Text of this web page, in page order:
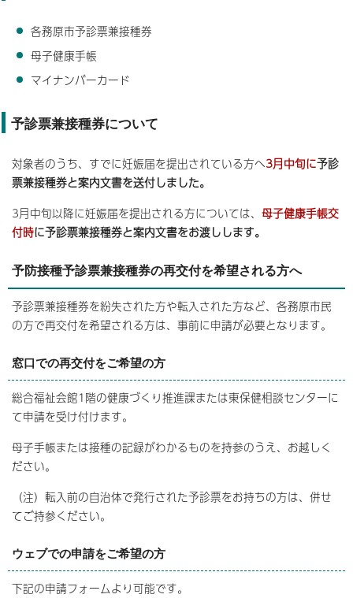
各務原市予診票兼接種券
母子健康手帳
マイナンバーカード
予診票兼接種券について
対象者のうち、すでに妊娠届を提出されている方へ3月中旬に予診
票兼接種券と案内文書を送付しました。
3月中旬以降に妊娠届を提出される方については、 母子健康手帳交
付時に予診票兼接種券と案内文書をお渡しします。
予防接種予診票兼接種券の再交付を希望される方へ
予診票兼接種券を紛失された方や転入された方など、各務原市民
の方で再交付を希望される方は、事前に申請が必要となります。
窓口での再交付をご希望の方
総合福祉会館1階の健康づくり推進課または東保健相談センターに
て申請を受け付けます。
母子手帳または接種の記録がわかるものを持参のうえ、お越しく
ださい。
（注）転入前の自治体で発行された予診票をお持ちの方は、併せ
てご持参ください。
ウェブでの申請をご希望の方
下記の申請フォームより可能です。